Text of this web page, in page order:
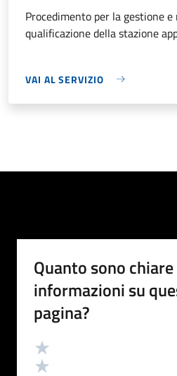
Procedimento per la gestione
qualificazione della stazione
VAI AL SERVIZIO
Quanto sono
informazioni su
pagina?
Valutazione